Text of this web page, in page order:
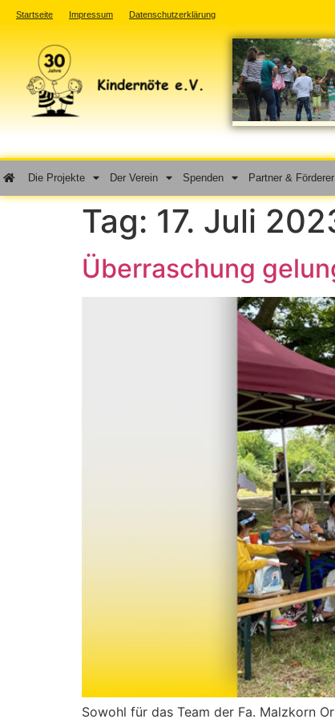
Startseite Impressum Datenschutzerklärung
Die Projekte Der Verein Spenden Partner & Förderer
Tag: 17. Juli
Überraschung
Sowohl für das Team der Fa. Malzkorn